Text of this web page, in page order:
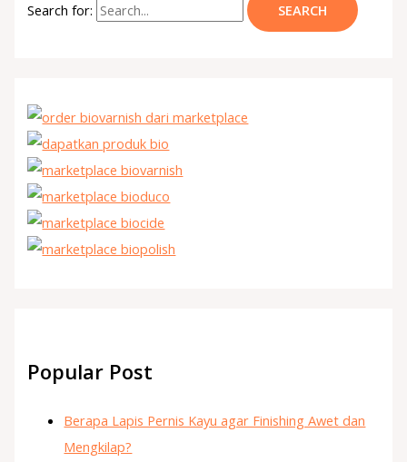
Search for:
Popular Post
Berapa Lapis Pernis Kayu agar Finishing Awet dan
Mengkilap?